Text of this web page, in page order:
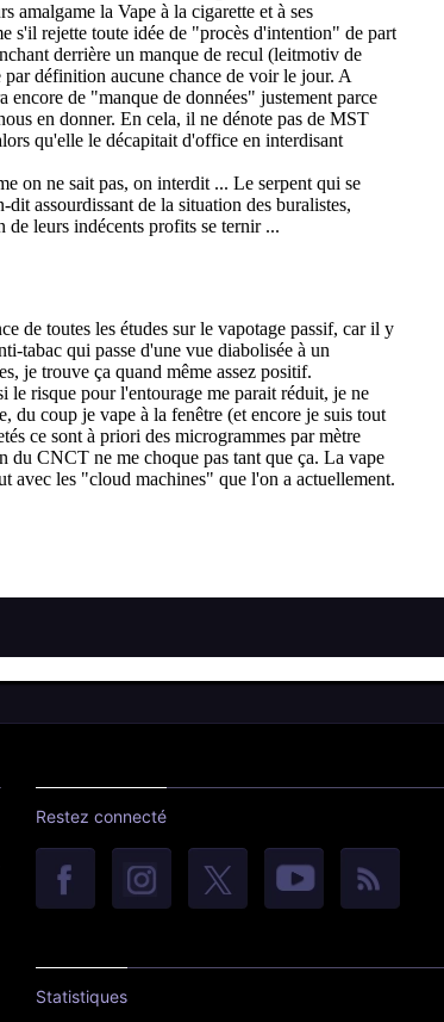
Restez connecté
Statistiques